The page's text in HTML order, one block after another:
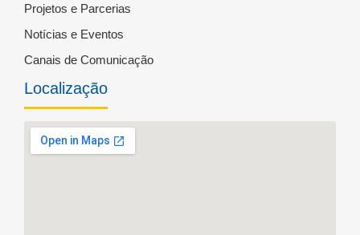
Projetos e Parcerias
Notícias e Eventos
Canais de Comunicação
Localização